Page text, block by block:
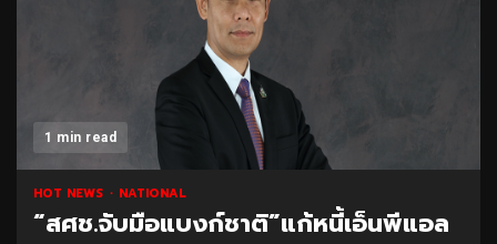
1 min read
HOT NEWS NATIONAL
“สศช.จับมือแบงก์ชาติ”แก้หนี้เอ็นพีแอล